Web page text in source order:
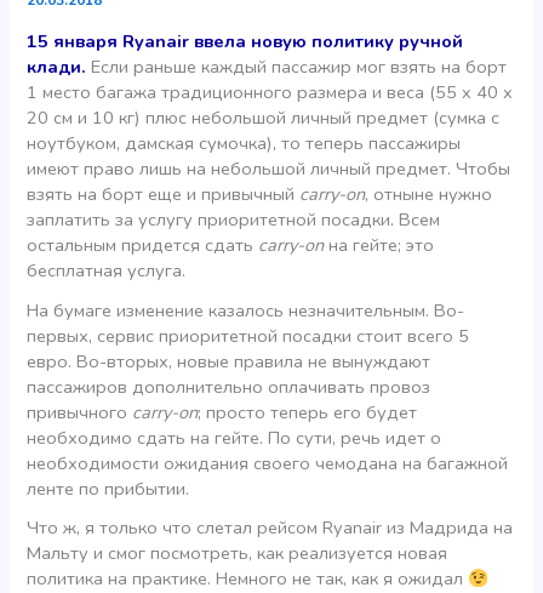
15 января Ryanair ввела новую политику ручной
клади. Если раньше каждый пассажир мог взять на борт
1 место багажа традиционного размера и веса (55 x 40 x
20 см и 10 кг) плюс небольшой личный предмет (сумка с
ноутбуком, дамская сумочка), то теперь пассажиры
имеют право лишь на небольшой личный предмет. Чтобы
взять на борт еще и привычный carry-on, отныне нужно
заплатить за услугу приоритетной посадки. Всем
остальным придется сдать carry-onна гейте; это
бесплатная услуга.
На бумаге изменение казалось незначительным. Во-
первых, сервис приоритетной посадки стоит всего 5
евро. Во-вторых, новые правила не вынуждают
пассажиров дополнительно оплачивать провоз
привычного carry-on; просто теперь его будет
необходимо сдать на гейте. По сути, речь идет о
необходимости ожидания своего чемодана на багажной
ленте по прибытии.
Что ж, я только что слетал рейсом Ryanair из Мадрида на
Мальту и смог посмотреть, как реализуется новая
политика на практике. Немного не так, как я ожидал